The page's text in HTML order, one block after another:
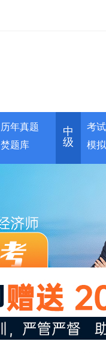
历年真题
焚题库
中
级
考
模